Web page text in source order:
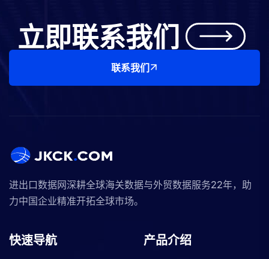
立即联系我们
联系我们
进出口数据网深耕全球海关数据与外贸数据服务22年，助
力中国企业精准开拓全球市场。
快速导航 产品介绍